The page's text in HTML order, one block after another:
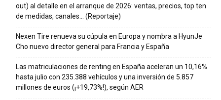
out) al detalle en el arranque de 2026: ventas, precios, top ten
de medidas, canales… (Reportaje)
Nexen Tire renueva su cúpula en Europa y nombra a HyunJe
Cho nuevo director general para Francia y España
Las matriculaciones de renting en España aceleran un 10,16%
hasta julio con 235.388 vehículos y una inversión de 5.857
millones de euros (¡+19,73%!), según AER